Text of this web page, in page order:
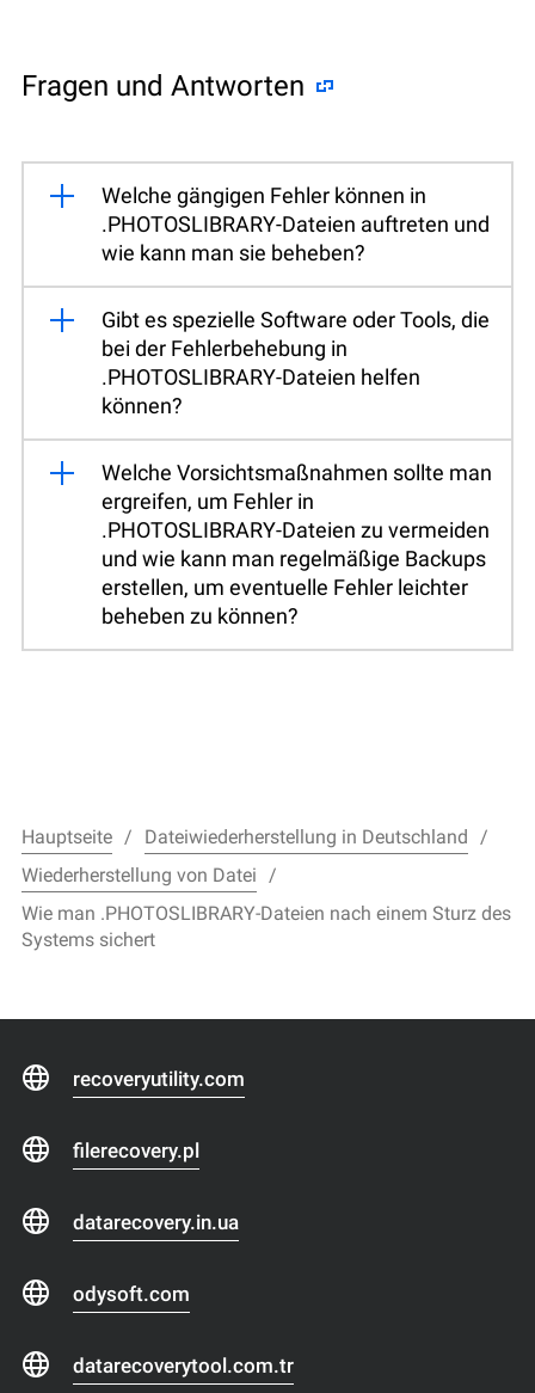
Fragen und Antworten
Welche gängigen Fehler können in
.PHOTOSLIBRARY-Dateien auftreten und
wie kann man sie beheben?
Gibt es spezielle Software oder Tools, die
bei der Fehlerbehebung in
.PHOTOSLIBRARY-Dateien helfen
können?
Welche Vorsichtsmaßnahmen sollte man
ergreifen, um Fehler in
.PHOTOSLIBRARY-Dateien zu vermeiden
und wie kann man regelmäßige Backups
erstellen, um eventuelle Fehler leichter
beheben zu können?
Hauptseite
Dateiwiederherstellung in Deutschland
Wiederherstellung von Datei
Wie man .PHOTOSLIBRARY-Dateien nach einem Sturz des
Systems sichert
recoveryutility.com
filerecovery.pl
datarecovery.in.ua
odysoft.com
datarecoverytool.com.tr